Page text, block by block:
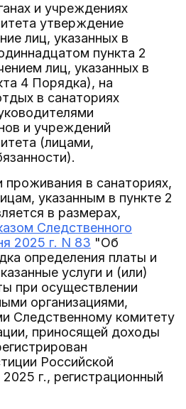
и учреждениях
утверждение
лиц, указанных в
пункта 2
лиц, указанных в
4 Порядка), на
в санаториях
и учреждений
(лицами,
проживания в санаториях,
указанным в пункте 2
в размерах,
Следственного
2025 г. N 83 "Об
определения платы и
услуги и (или)
при осуществлении
организациями,
Следственному комитету
приносящей доходы
Российской
г., регистрационный